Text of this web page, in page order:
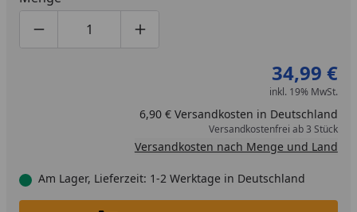
Produktmenge um eins verringern
Produktmenge manuell eingeben
Produktmenge um eins erhöhen
34,99 €
inkl. 19% MwSt.
6,90 € Versandkosten in Deutschland
Versandkostenfrei ab 3 Stück
Versandkosten nach Menge und Land
Am Lager, Lieferzeit: 1-2 Werktage in Deutschland